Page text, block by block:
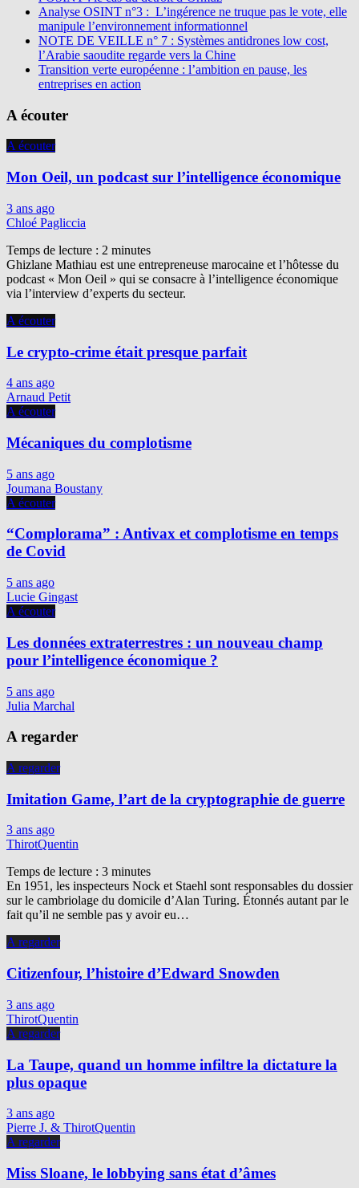
Analyse OSINT n°3 : L’ingérence ne truque pas le vote, elle
manipule l’environnement informationnel
NOTE DE VEILLE n° 7 : Systèmes antidrones low cost,
l’Arabie saoudite regarde vers la Chine
Transition verte européenne : l’ambition en pause, les
entreprises en action
A écouter
A écouter
Mon Oeil, un podcast sur l’intelligence économique
3 ans ago
Chloé Pagliccia
Temps de lecture : 2 minutes
Ghizlane Mathiau est une entrepreneuse marocaine et l’hôtesse du
podcast « Mon Oeil » qui se consacre à l’intelligence économique
via l’interview d’experts du secteur.
A écouter
Le crypto-crime était presque parfait
4 ans ago
Arnaud Petit
A écouter
Mécaniques du complotisme
5 ans ago
Joumana Boustany
A écouter
“Complorama” : Antivax et complotisme en temps
de Covid
5 ans ago
Lucie Gingast
A écouter
Les données extraterrestres : un nouveau champ
pour l’intelligence économique ?
5 ans ago
Julia Marchal
A regarder
A regarder
Imitation Game, l’art de la cryptographie de guerre
3 ans ago
ThirotQuentin
Temps de lecture : 3 minutes
En 1951, les inspecteurs Nock et Staehl sont responsables du dossier
sur le cambriolage du domicile d’Alan Turing. Étonnés autant par le
fait qu’il ne semble pas y avoir eu…
A regarder
Citizenfour, l’histoire d’Edward Snowden
3 ans ago
ThirotQuentin
A regarder
La Taupe, quand un homme infiltre la dictature la
plus opaque
3 ans ago
Pierre J. & ThirotQuentin
A regarder
Miss Sloane, le lobbying sans état d’âmes